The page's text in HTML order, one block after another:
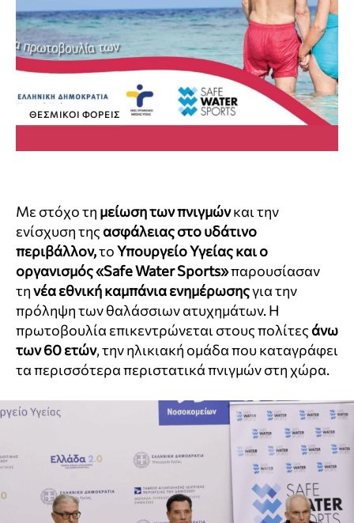
ΘΕΣΜΙΚΟΊ ΦΟΡΕΊΣ
Με στόχο τη μείωση των πνιγμώνκαι την
ενίσχυση της ασφάλειας στο υδάτινο
περιβάλλον,τοΥπουργείο Υγείας και ο
οργανισμός «Safe Water Sports»παρουσίασαν
τηνέα εθνική καμπάνια ενημέρωσηςγια την
πρόληψη των θαλάσσιων ατυχημάτων. Η
πρωτοβουλία επικεντρώνεται στους πολίτες άνω
των 60 ετών, την ηλικιακή ομάδα που καταγράφει
τα περισσότερα περιστατικά πνιγμών στη χώρα.